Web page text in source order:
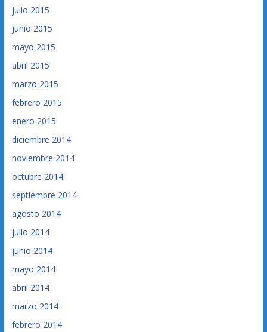
julio 2015
junio 2015
mayo 2015
abril 2015
marzo 2015
febrero 2015
enero 2015
diciembre 2014
noviembre 2014
octubre 2014
septiembre 2014
agosto 2014
julio 2014
junio 2014
mayo 2014
abril 2014
marzo 2014
febrero 2014